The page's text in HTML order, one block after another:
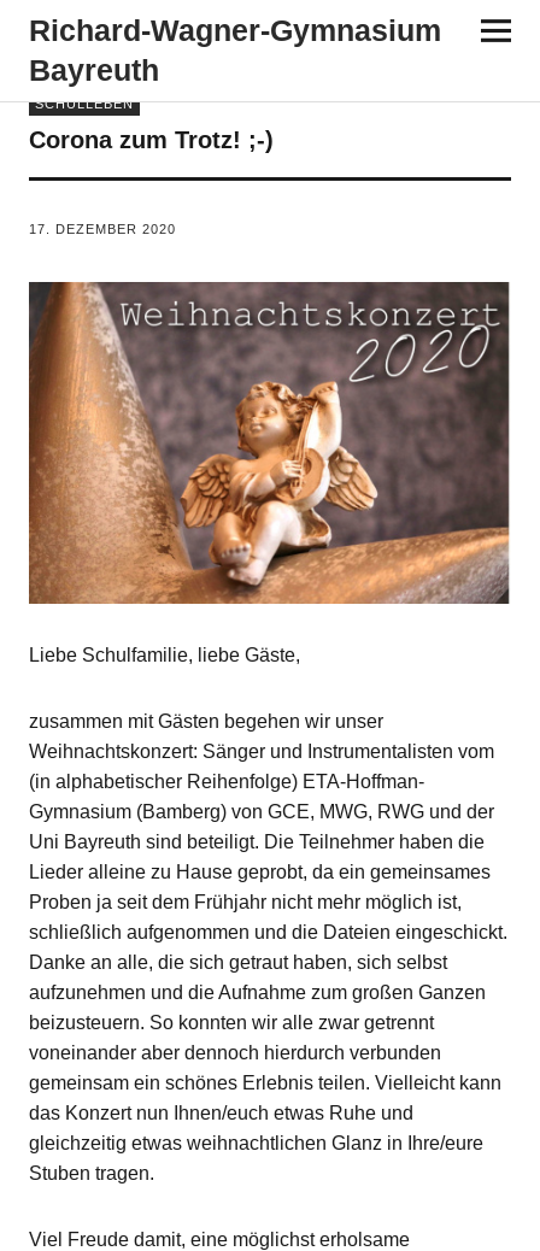
Richard-​​Wagner-​​Gymnasium
Bayreuth
SCHULLEBEN
Corona zum Trotz! ;-)
17. DEZEMBER 2020
Liebe Schulfamilie, liebe Gäste,
zusammen mit Gästen begehen wir unser
Weihnachtskonzert: Sänger und Instrumentalisten vom
(in alphabetischer Reihenfolge) ETA-Hoffman-
Gymnasium (Bamberg) von GCE, MWG, RWG und der
Uni Bayreuth sind beteiligt. Die Teilnehmer haben die
Lieder alleine zu Hause geprobt, da ein gemeinsames
Proben ja seit dem Frühjahr nicht mehr möglich ist,
schließlich aufgenommen und die Dateien eingeschickt.
Danke an alle, die sich getraut haben, sich selbst
aufzunehmen und die Aufnahme zum großen Ganzen
beizusteuern. So konnten wir alle zwar getrennt
voneinander aber dennoch hierdurch verbunden
gemeinsam ein schönes Erlebnis teilen. Vielleicht kann
das Konzert nun Ihnen/euch etwas Ruhe und
gleichzeitig etwas weihnachtlichen Glanz in Ihre/eure
Stuben tragen.
Viel Freude damit, eine möglichst erholsame